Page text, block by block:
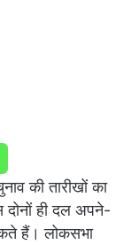
की तारीखों का
दोनों ही दल अपने-
हैं। लोकसभा